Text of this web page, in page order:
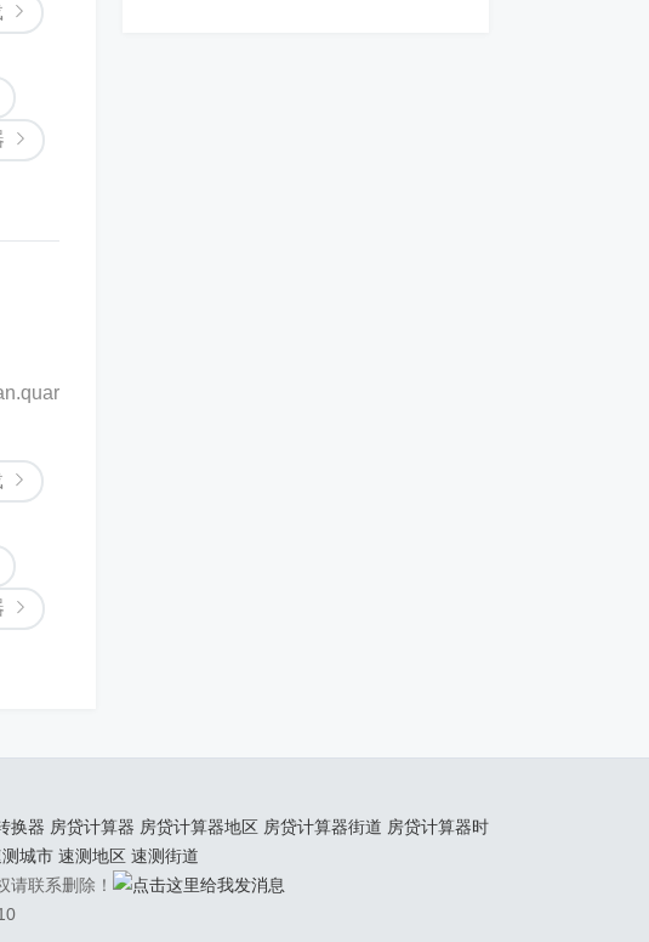
换器 房贷计算器 房贷计算器地区 房贷计算器街道 房贷计算器时
城市 速测地区 速测街道
联系删除！